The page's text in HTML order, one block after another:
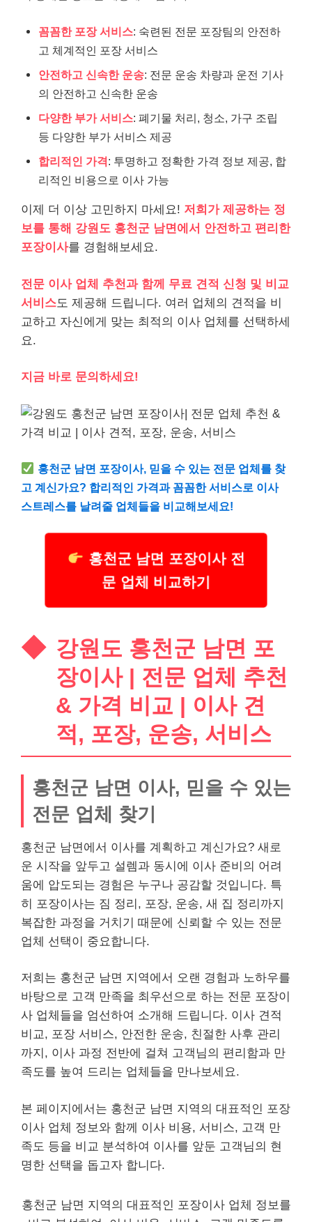
꼼꼼한 포장 서비스: 숙련된 전문 포장팀의 안전하
고 체계적인 포장 서비스
안전하고 신속한 운송: 전문 운송 차량과 운전 기사
의 안전하고 신속한 운송
다양한 부가 서비스: 폐기물 처리, 청소, 가구 조립
등 다양한 부가 서비스 제공
합리적인 가격: 투명하고 정확한 가격 정보 제공, 합
리적인 비용으로 이사 가능
이제 더 이상 고민하지 마세요! 저희가 제공하는 정
보를 통해 강원도 홍천군 남면에서 안전하고 편리한
포장이사를 경험해보세요.
전문 이사 업체 추천과 함께 무료 견적 신청 및 비교
서비스도 제공해 드립니다. 여러 업체의 견적을 비
교하고 자신에게 맞는 최적의 이사 업체를 선택하세
요.
지금 바로 문의하세요!
홍천군 남면 포장이사, 믿을 수 있는 전문 업체를 찾
고 계신가요? 합리적인 가격과 꼼꼼한 서비스로 이사
스트레스를 날려줄 업체들을 비교해보세요!
홍천군 남면 포장이사 전
문 업체 비교하기
강원도 홍천군 남면 포
장이사 | 전문 업체 추천
& 가격 비교 | 이사 견
적, 포장, 운송, 서비스
홍천군 남면 이사, 믿을 수 있는
전문 업체 찾기
홍천군 남면에서 이사를 계획하고 계신가요? 새로
운 시작을 앞두고 설렘과 동시에 이사 준비의 어려
움에 압도되는 경험은 누구나 공감할 것입니다. 특
히 포장이사는 짐 정리, 포장, 운송, 새 집 정리까지
복잡한 과정을 거치기 때문에 신뢰할 수 있는 전문
업체 선택이 중요합니다.
저희는 홍천군 남면 지역에서 오랜 경험과 노하우를
바탕으로 고객 만족을 최우선으로 하는 전문 포장이
사 업체들을 엄선하여 소개해 드립니다. 이사 견적
비교, 포장 서비스, 안전한 운송, 친절한 사후 관리
까지, 이사 과정 전반에 걸쳐 고객님의 편리함과 만
족도를 높여 드리는 업체들을 만나보세요.
본 페이지에서는 홍천군 남면 지역의 대표적인 포장
이사 업체 정보와 함께 이사 비용, 서비스, 고객 만
족도 등을 비교 분석하여 이사를 앞둔 고객님의 현
명한 선택을 돕고자 합니다.
홍천군 남면 지역의 대표적인 포장이사 업체 정보를